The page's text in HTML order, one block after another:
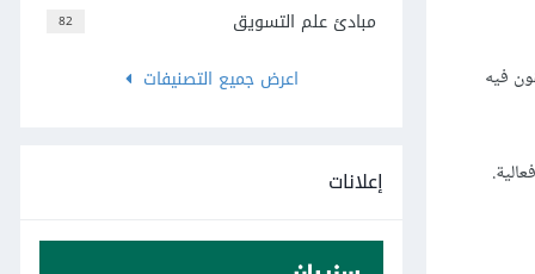
فيه
82
مبادئ علم التسويق
اعرض جميع التصنيفات
إعلانات